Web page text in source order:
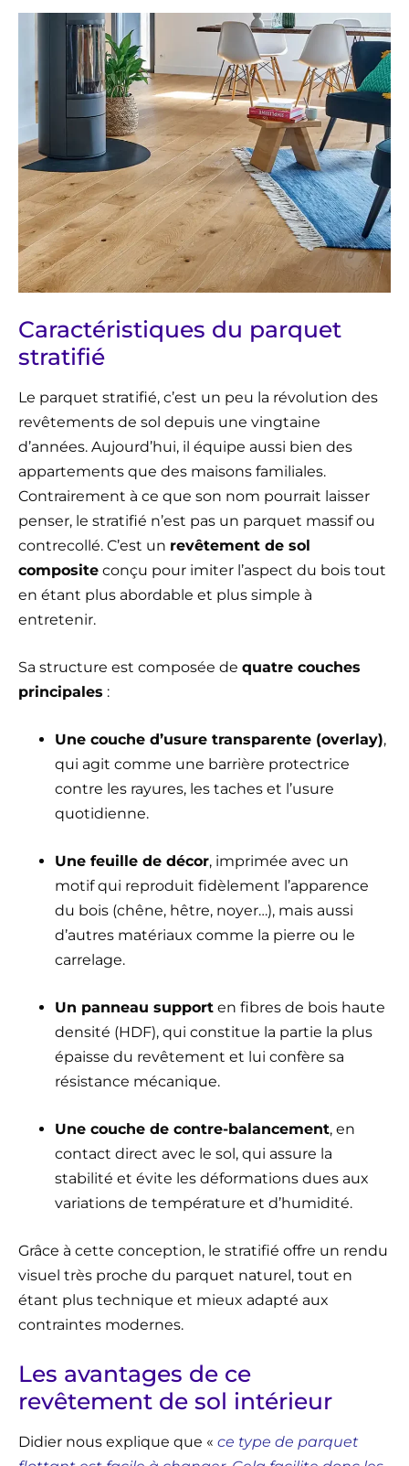
Caractéristiques du parquet
stratifié
Le parquet stratifié, c’est un peu la révolution des
revêtements de sol depuis une vingtaine
d’années. Aujourd’hui, il équipe aussi bien des
appartements que des maisons familiales.
Contrairement à ce que son nom pourrait laisser
penser, le stratifié n’est pas un parquet massif ou
contrecollé. C’est un revêtement de sol
composite conçu pour imiter l’aspect du bois tout
en étant plus abordable et plus simple à
entretenir.
Sa structure est composée de quatre couches
principales :
Une couche d’usure transparente (overlay),
qui agit comme une barrière protectrice
contre les rayures, les taches et l’usure
quotidienne.
Une feuille de décor, imprimée avec un
motif qui reproduit fidèlement l’apparence
du bois (chêne, hêtre, noyer…), mais aussi
d’autres matériaux comme la pierre ou le
carrelage.
Un panneau support en fibres de bois haute
densité (HDF), qui constitue la partie la plus
épaisse du revêtement et lui confère sa
résistance mécanique.
Une couche de contre-balancement, en
contact direct avec le sol, qui assure la
stabilité et évite les déformations dues aux
variations de température et d’humidité.
Grâce à cette conception, le stratifié offre un rendu
visuel très proche du parquet naturel, tout en
étant plus technique et mieux adapté aux
contraintes modernes.
Les avantages de ce
revêtement de sol intérieur
Didier nous explique que « ce type de parquet